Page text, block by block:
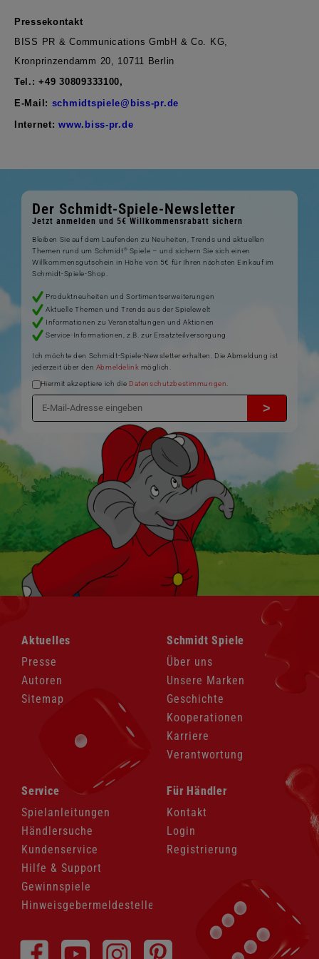
Pressekontakt
BISS PR & Communications GmbH & Co.
KG,
Kronprinzendamm 20, 10711 Berlin
Tel.:+49 30809333100,
E-Mail: schmidtspiele@biss-pr.de
Internet:www.biss-pr.de
Der Schmidt-Spiele-Newsletter
Jetzt anmelden und 5€ Willkommensrabatt sichern
Bleiben Sie auf dem Laufenden zu Neuheiten, Trends und aktuellen
Themen rund um Schmidt® Spiele – und sichern Sie sich einen
Willkommensgutschein in Höhe von 5€ für Ihren nächsten Einkauf im
Schmidt-Spiele-Shop.
Produktneuheiten und Sortimentserweiterungen
Aktuelle Themen und Trends aus der Spielewelt
Informationen zu Veranstaltungen und Aktionen
Service-Informationen, z.B. zur Ersatzteilversorgung
Ich möchte den Schmidt-Spiele-Newsletter erhalten. Die Abmeldung ist
jederzeit über den Abmeldelink möglich.
Hiermit akzeptiere ich die Datenschutzbestimmungen
>
überspringen
Aktuelles
Presse
Autoren
Sitemap
Navigation
überspringen
Schmidt Spiele
Über uns
Unsere Marken
Geschichte
Kooperationen
Karriere
Verantwortung
Navigation
überspringen
Service
Spielanleitungen
Händlersuche
Kundenservice
Hilfe & Support
Gewinnspiele
Hinweisgebermeldestelle
Navigation
überspringen
Für Händler
Kontakt
Login
Registrierung
überspringen